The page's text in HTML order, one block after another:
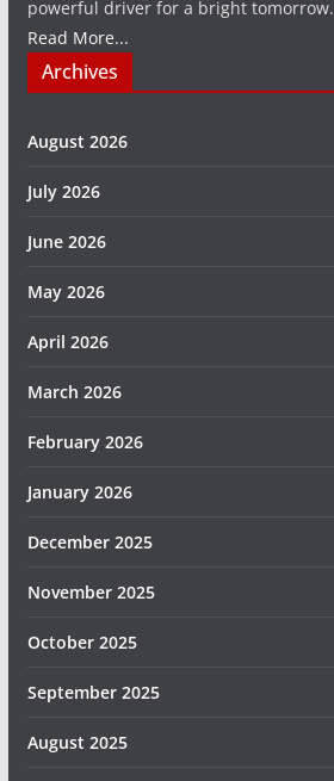
powerful driver for a bright tomorrow.
Read More...
Archives
August 2026
July 2026
June 2026
May 2026
April 2026
March 2026
February 2026
January 2026
December 2025
November 2025
October 2025
September 2025
August 2025